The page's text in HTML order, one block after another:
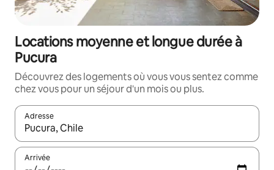
Locations moyenne et longue durée à
Pucura
Découvrez des logements où vous vous sentez comme
chez vous pour un séjour d'un mois ou plus.
Adresse
Lorsque les résultats s'affichent, utilisez les flèches vers le
Arrivée